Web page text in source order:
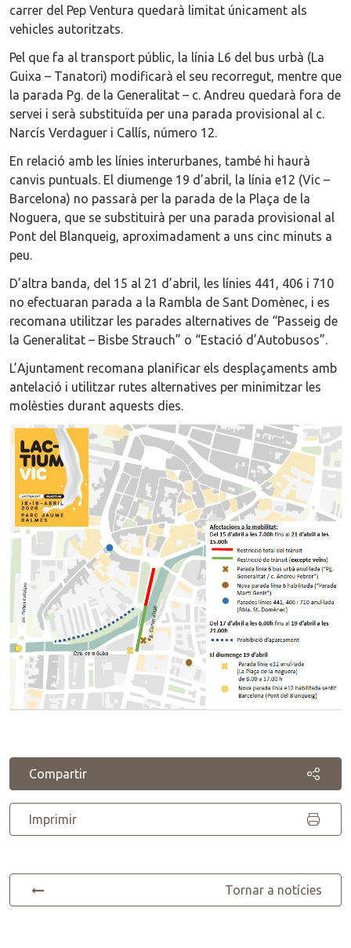
carrer del Pep Ventura quedarà limitat únicament als
vehicles autoritzats.
Pel que fa al transport públic, la línia L6 del bus urbà (La
Guixa – Tanatori) modificarà el seu recorregut, mentre que
la parada Pg. de la Generalitat – c. Andreu quedarà fora de
servei i serà substituïda per una parada provisional al c.
Narcís Verdaguer i Callís, número 12.
En relació amb les línies interurbanes, també hi haurà
canvis puntuals. El diumenge 19 d’abril, la línia e12 (Vic –
Barcelona) no passarà per la parada de la Plaça de la
Noguera, que se substituirà per una parada provisional al
Pont del Blanqueig, aproximadament a uns cinc minuts a
peu.
D’altra banda, del 15 al 21 d’abril, les línies 441, 406 i 710
no efectuaran parada a la Rambla de Sant Domènec, i es
recomana utilitzar les parades alternatives de “Passeig de
la Generalitat – Bisbe Strauch” o “Estació d’Autobusos”.
L’Ajuntament recomana planificar els desplaçaments amb
antelació i utilitzar rutes alternatives per minimitzar les
molèsties durant aquests dies.
Compartir
Imprimir
Tornar a notícies